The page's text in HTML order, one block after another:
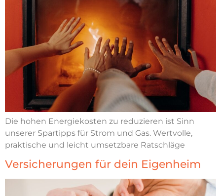
Die hohen Energiekosten zu reduzieren ist Sinn
unserer Spartipps für Strom und Gas. Wertvolle,
praktische und leicht umsetzbare Ratschläge
Versicherungen für dein Eigenheim